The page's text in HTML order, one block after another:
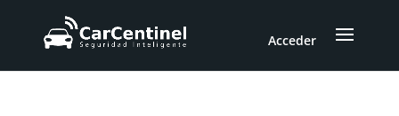
Acceder